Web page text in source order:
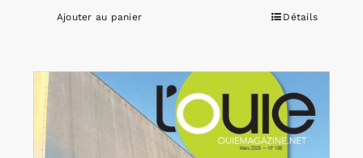
Ajouter au panier Détails